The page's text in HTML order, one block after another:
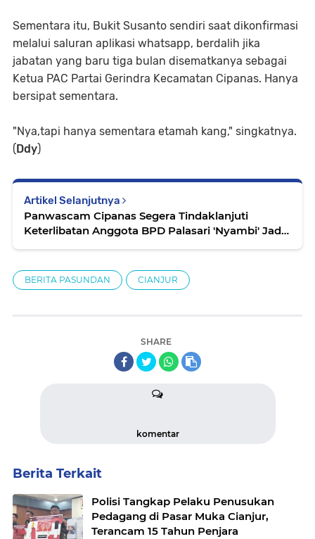
Sementara itu, Bukit Susanto sendiri saat dikonfirmasi
melalui saluran aplikasi whatsapp, berdalih jika
jabatan yang baru tiga bulan disematkanya sebagai
Ketua PAC Partai Gerindra Kecamatan Cipanas. Hanya
bersipat sementara.
"Nya,tapi hanya sementara etamah kang," singkatnya.
( Ddy)
Artikel Selanjutnya
Panwascam Cipanas Segera Tindaklanjuti
Keterlibatan Anggota BPD Palasari 'Nyambi' Jadi
BERITA PASUNDAN CIANJUR
SHARE
komentar
Berita Terkait
Polisi Tangkap Pelaku Penusukan
Pedagang di Pasar Muka Cianjur,
Terancam 15 Tahun Penjara